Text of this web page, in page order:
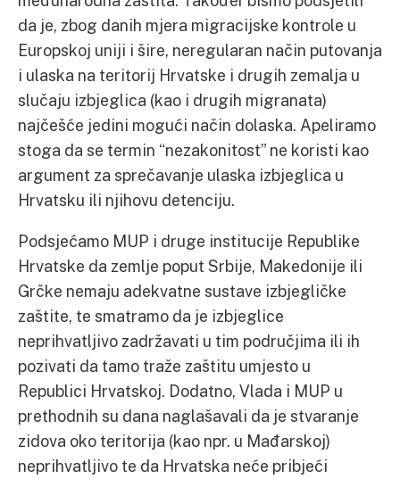
da je, zbog danih mjera migracijske kontrole u
Europskoj uniji i šire, neregularan način putovanja
i ulaska na teritorij Hrvatske i drugih zemalja u
slučaju izbjeglica (kao i drugih migranata)
najčešće jedini mogući način dolaska. Apeliramo
stoga da se termin “nezakonitost” ne koristi kao
argument za sprečavanje ulaska izbjeglica u
Hrvatsku ili njihovu detenciju.
Podsjećamo MUP i druge institucije Republike
Hrvatske da zemlje poput Srbije, Makedonije ili
Grčke nemaju adekvatne sustave izbjegličke
zaštite, te smatramo da je izbjeglice
neprihvatljivo zadržavati u tim područjima ili ih
pozivati da tamo traže zaštitu umjesto u
Republici Hrvatskoj. Dodatno, Vlada i MUP u
prethodnih su dana naglašavali da je stvaranje
zidova oko teritorija (kao npr. u Mađarskoj)
neprihvatljivo te da Hrvatska neće pribjeći